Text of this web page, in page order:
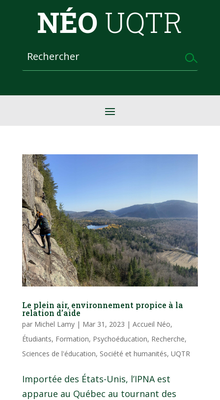
NÉO UQTR
Le plein air, environnement propice à la
relation d’aide
par Michel Lamy| Mar 31, 2023 | Accueil Néo,
Étudiants, Formation, Psychoéducation, Recherche,
Sciences de l'éducation, Société et humanités, UQTR
Importée des États-Unis, l’IPNA est
apparue au Québec au tournant des